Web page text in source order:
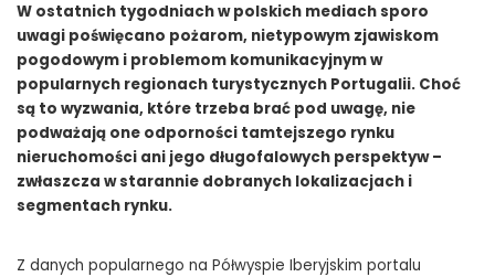
W ostatnich tygodniach w polskich mediach sporo
uwagi poświęcano pożarom, nietypowym zjawiskom
pogodowym i problemom komunikacyjnym w
popularnych regionach turystycznych Portugalii. Choć
są to wyzwania, które trzeba brać pod uwagę, nie
podważają one odporności tamtejszego rynku
nieruchomości ani jego długofalowych perspektyw –
zwłaszcza w starannie dobranych lokalizacjach i
segmentach rynku.
Z danych popularnego na Półwyspie Iberyjskim portalu